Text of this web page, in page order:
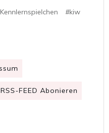
#kiw
RSS-FEED Abonieren